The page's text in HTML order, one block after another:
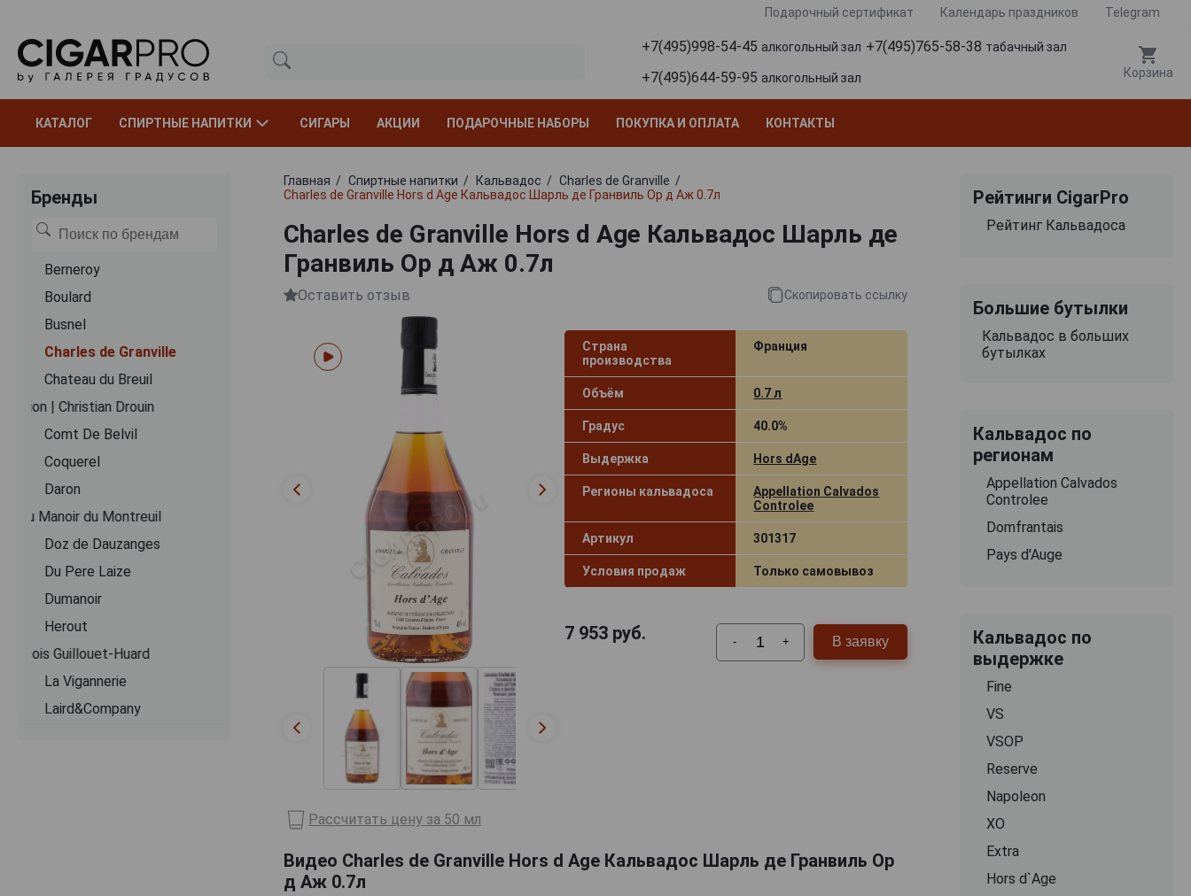
Подарочный сертификат Календарь праздников Telegram
+7(495)998-54-45 алкогольный зал +7(495)765-58-38 табачный зал
+7(495)644-59-95 алкогольный зал Корзина
КАТАЛОГ СПИРТНЫЕ НАПИТКИ СИГАРЫ АКЦИИ ПОДАРОЧНЫЕ НАБОРЫ ПОКУПКА И ОПЛАТА КОНТАКТЫ
Бренды
Berneroy
Boulard
Busnel
Charles de Granville
Chateau du Breuil
Coeur de Lion | Christian Drouin
Comt De Belvil
Coquerel
Daron
Domaine du Manoir du Montreuil
Doz de Dauzanges
Du Pere Laize
Dumanoir
Herout
Jean-Francois Guillouet-Huard
La Vigannerie
Laird&Company
Главная Спиртные напитки Кальвадос
Charles de Granville
Charles de Granville Hors d Age Кальвадос Шарль де Гранвиль Ор д Аж 0.7л
Charles de Granville Hors d Age Кальвадос Шарль де
Гранвиль Ор д Аж 0.7л
Оставить отзыв Скопировать ссылку
Страна
производства
Франция
Объём 0.7 л
Градус 40.0%
Выдержка Hors dAge
Регионы кальвадоса
Appellation Calvados
Controlee
Артикул 301317
Условия продаж Только самовывоз
7 953руб. - + В заявку
Рассчитать цену за 50 мл
Видео Charles de Granville Hors d Age Кальвадос Шарль де Гранвиль Ор
д Аж 0.7л
Рейтинги CigarPro
Рейтинг Кальвадоса
Большие бутылки
Кальвадос в больших
бутылках
Кальвадос по
регионам
Appellation Calvados
Controlee
Domfrantais
Pays d'Auge
Кальвадос по
выдержке
Fine
VS
VSOP
Reserve
Napoleon
ХО
Extra
Hors d`Age